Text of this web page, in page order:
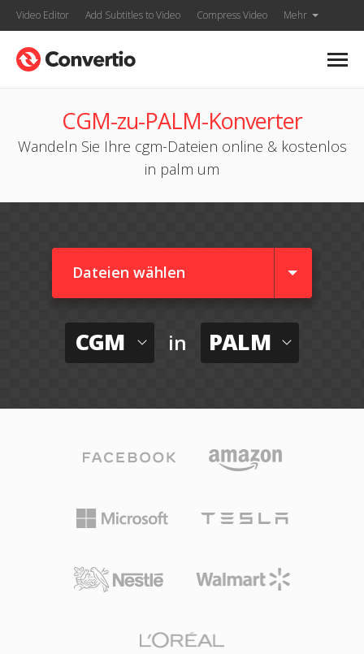
Video Editor Add Subtitles to Video Compress Video Mehr
CGM-zu-PALM-Konverter
Wandeln Sie Ihre cgm-Dateien online & kostenlos
in palm um
Dateien wählen
CGM in PALM